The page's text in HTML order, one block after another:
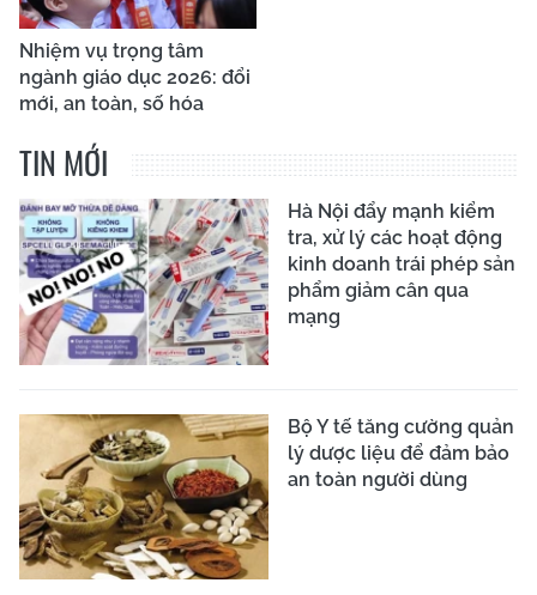
Nhiệm vụ trọng tâm
ngành giáo dục 2026: đổi
mới, an toàn, số hóa
TIN MỚI
Hà Nội đẩy mạnh kiểm
tra, xử lý các hoạt động
kinh doanh trái phép sản
phẩm giảm cân qua
mạng
Bộ Y tế tăng cường quản
lý dược liệu để đảm bảo
an toàn người dùng